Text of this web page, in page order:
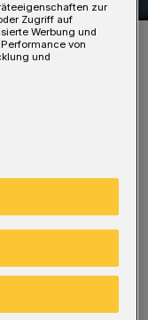
übergeben.
siebten Mal der
der
bei
zur
Zugriff auf
Werbung und
von
und